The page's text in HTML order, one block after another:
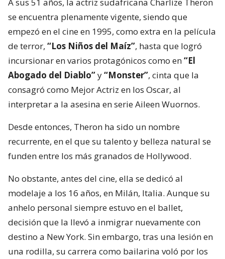
se encuentra plenamente vigente, siendo que
empezó en el cine en 1995, como extra en la película
de terror, “Los Niños del Maíz”, hasta que logró
incursionar en varios protagónicos como en“El
Abogado del Diablo”y“Monster”, cinta que la
consagró como Mejor Actriz en los Oscar, al
interpretar a la asesina en serie Aileen Wuornos.
Desde entonces, Theron ha sido un nombre
recurrente, en el que su talento y belleza natural se
funden entre los más granados de Hollywood.
No obstante, antes del cine, ella se dedicó al
modelaje a los 16 años, en Milán, Italia. Aunque su
anhelo personal siempre estuvo en el ballet,
decisión que la llevó a inmigrar nuevamente con
destino a New York. Sin embargo, tras una lesión en
una rodilla, su carrera como bailarina voló por los